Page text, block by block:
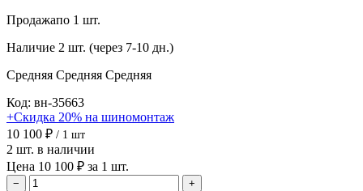
Продажапо 1 шт.
Наличие 2 шт. (через 7-10 дн.)
Средняя Средняя Средняя
Код: вн-35663
+Скидка 20% на шиномонтаж
10 100 ₽ / 1 шт
2 шт. в наличии
Цена 10 100 ₽ за 1 шт.
−
+